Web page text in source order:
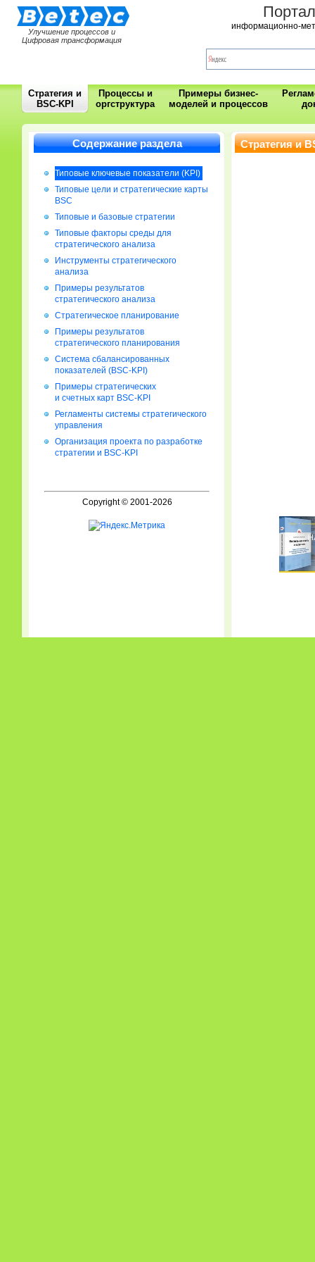
Улучшение процессов и
Цифровая трансформация
информационно-
Стратегия и
BSC-KPI
Процессы и
оргструктура
Примеры бизнес-
моделей и процессов
Содержание раздела
Типовые ключевые показатели (KPI)
Типовые цели и стратегические карты
BSC
Типовые и базовые стратегии
Типовые факторы среды для
стратегического анализа
Инструменты стратегического
анализа
Примеры результатов
стратегического анализа
Стратегическое планирование
Примеры результатов
стратегического планирования
Система сбалансированных
показателей (BSC-KPI)
Примеры стратегических
и счетных карт BSC-KPI
Регламенты системы стратегического
управления
Организация проекта по разработке
стратегии и BSC-KPI
Copyright © 2001-2026
Стратегия и